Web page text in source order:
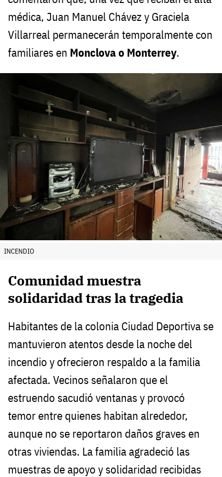
médica, Juan Manuel Chávez y Graciela
Villarreal permanecerán temporalmente con
familiares en Monclova o Monterrey.
INCENDIO
Comunidad muestra
solidaridad tras la tragedia
Habitantes de la colonia Ciudad Deportiva se
mantuvieron atentos desde la noche del
incendio y ofrecieron respaldo a la familia
afectada. Vecinos señalaron que el
estruendo sacudió ventanas y provocó
temor entre quienes habitan alrededor,
aunque no se reportaron daños graves en
otras viviendas. La familia agradeció las
muestras de apoyo y solidaridad recibidas